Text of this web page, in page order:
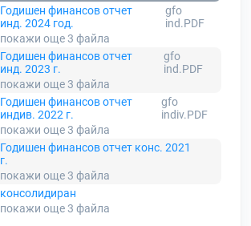
Годишен финансов отчет
инд. 2024 год.
gfo
ind.PDF
покажи още 3 файла
Годишен финансов отчет
инд. 2023 г.
gfo
ind.PDF
покажи още 3 файла
Годишен финансов отчет
индив. 2022 г.
gfo
indiv.PDF
покажи още 3 файла
Годишен финансов отчет конс. 2021
г.
покажи още 3 файла
консолидиран
покажи още 3 файла